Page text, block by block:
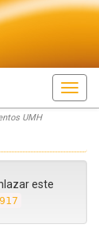
UMH
este